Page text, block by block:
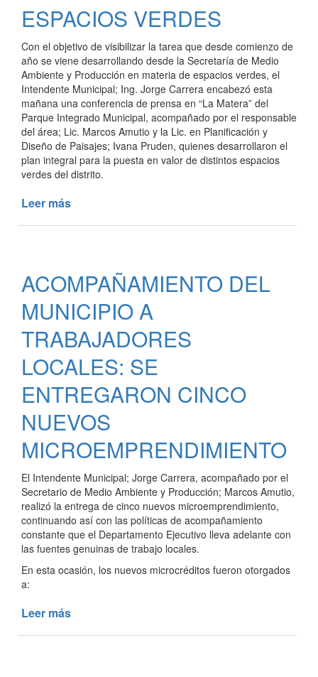
ESPACIOS VERDES
Con el objetivo de visibilizar la tarea que desde comienzo de
año se viene desarrollando desde la Secretaría de Medio
Ambiente y Producción en materia de espacios verdes, el
Intendente Municipal; Ing. Jorge Carrera encabezó esta
mañana una conferencia de prensa en “La Matera” del
Parque Integrado Municipal, acompañado por el responsable
del área; Lic. Marcos Amutio y la Lic. en Planificación y
Diseño de Paisajes; Ivana Pruden, quienes desarrollaron el
plan integral para la puesta en valor de distintos espacios
verdes del distrito.
Leer más
PARA
LA
PUESTA
EN
VALOR
DE
ESPACIOS
VERDES
ACOMPAÑAMIENTO DEL
MUNICIPIO A
TRABAJADORES
LOCALES: SE
ENTREGARON CINCO
NUEVOS
MICROEMPRENDIMIENTO
El Intendente Municipal; Jorge Carrera, acompañado por el
Secretario de Medio Ambiente y Producción; Marcos Amutio,
realizó la entrega de cinco nuevos microemprendimiento,
continuando así con las políticas de acompañamiento
constante que el Departamento Ejecutivo lleva adelante con
las fuentes genuinas de trabajo locales.
En esta ocasión, los nuevos microcréditos fueron otorgados
a:
Leer más